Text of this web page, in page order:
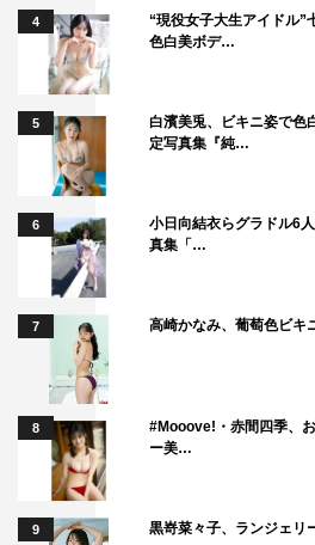
4
“現役女子大生アイドル”
色白美ボデ…
5
白濱美兎、ビキニ姿で
定写真集『純…
6
小日向結衣らグラドル6
真集「…
7 高崎かなみ、葡萄色ビキ
8
#Mooove!・赤間四季、
ー美…
9 黒嵜菜々子、ランジェリ